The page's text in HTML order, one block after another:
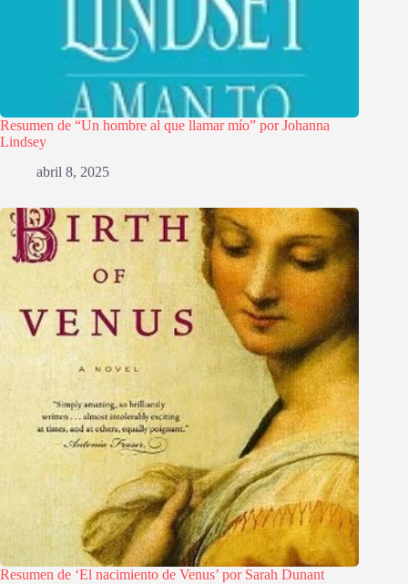
Resumen de “Un hombre al que llamar mío” por Johanna
Lindsey
abril 8, 2025
Resumen de ‘El nacimiento de Venus’ por Sarah Dunant